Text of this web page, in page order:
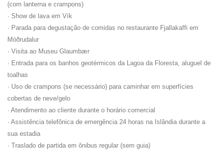
(com lanterna e crampons)
· Show de lava em Vík
· Parada para degustação de comidas no restaurante Fjallakaffi em
Möðrudalur
· Visita ao Museu Glaumbær
· Entrada para os banhos geotérmicos da Lagoa da Floresta, aluguel de
toalhas
· Uso de crampons (se necessário) para caminhar em superfícies
cobertas de neve/gelo
· Atendimento ao cliente durante o horário comercial
· Assistência telefônica de emergência 24 horas na Islândia durante a
sua estadia
· Traslado de partida em ônibus regular (sem guia)